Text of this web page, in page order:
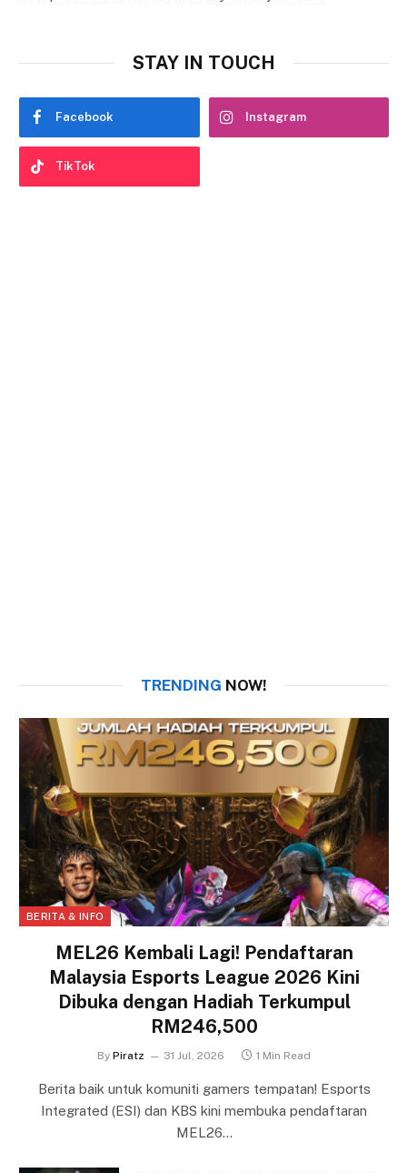
STAY IN TOUCH
Facebook Instagram
TikTok
TRENDING NOW!
BERITA & INFO
MEL26 Kembali Lagi! Pendaftaran
Malaysia Esports League 2026 Kini
Dibuka dengan Hadiah Terkumpul
RM246,500
By Piratz 31 Jul, 2026 1 Min Read
Berita baik untuk komuniti gamers tempatan! Esports
Integrated (ESI) dan KBS kini membuka pendaftaran
MEL26…